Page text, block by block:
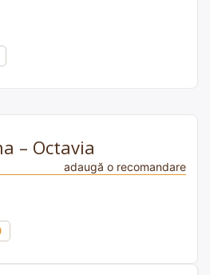
– Octavia
adaugă o recomandare